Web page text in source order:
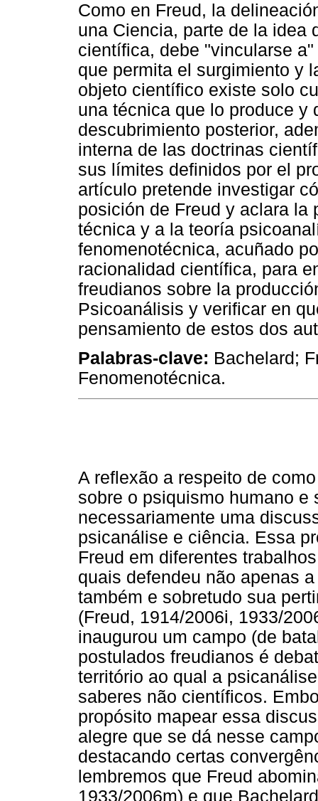
Como en Freud, la
una Ciencia, parte de la idea
científica, debe "vincularse
que permita el surgimiento y
objeto científico existe solo
una técnica que lo produce
descubrimiento posterior,
interna de las doctrinas
sus límites definidos por el
artículo pretende investigar
posición de Freud y aclara la
técnica y a la teoría
fenomenotécnica, acuñado
racionalidad científica, para
freudianos sobre la
Psicoanálisis y verificar en
pensamiento de estos dos
Palabras-clave: Bachelard;
Fenomenotécnica.
A reflexão a respeito de
sobre o psiquismo humano e
necessariamente uma
psicanálise e ciência. Essa
Freud em diferentes
quais defendeu não apenas
também e sobretudo sua
(Freud, 1914/2006i, 1933/
inaugurou um campo (de
postulados freudianos é
território ao qual a
saberes não científicos.
propósito mapear essa
alegre que se dá nesse
destacando certas
lembremos que Freud
1933/2006m) e que